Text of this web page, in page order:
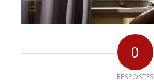
0
RESPOSTES